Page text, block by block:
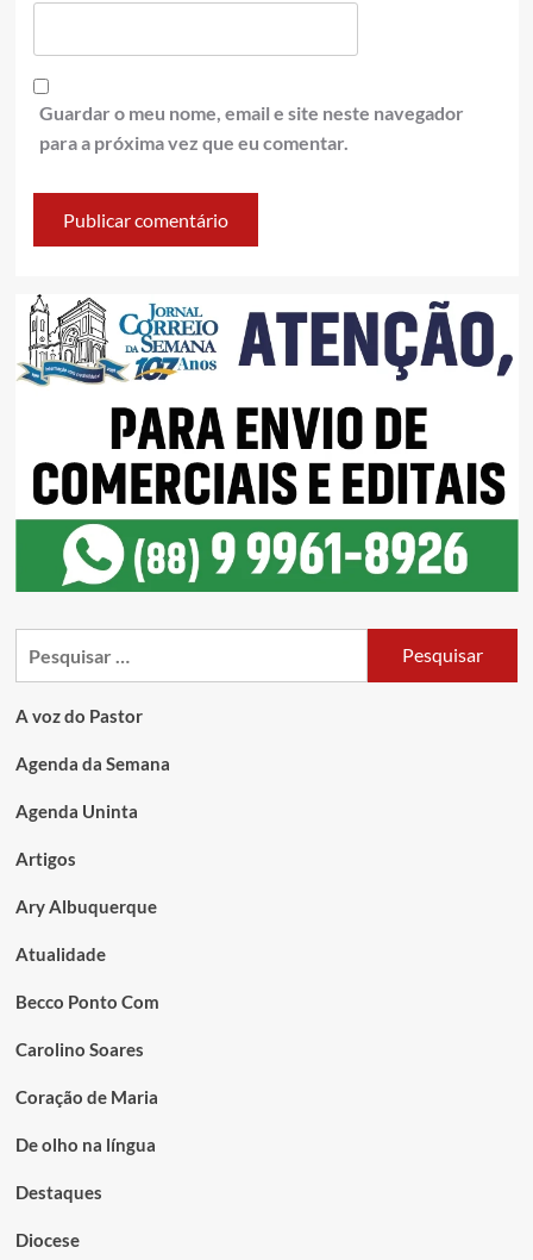
Guardar o meu nome, email e site neste navegador
para a próxima vez que eu comentar.
A voz do Pastor
Agenda da Semana
Agenda Uninta
Artigos
Ary Albuquerque
Atualidade
Becco Ponto Com
Carolino Soares
Coração de Maria
De olho na língua
Destaques
Diocese